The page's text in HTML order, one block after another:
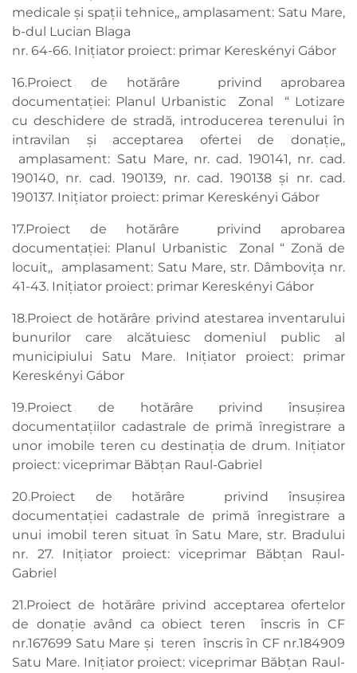
medicale și spații tehnice,, amplasament: Satu Mare,
b-dul Lucian Blaga
nr. 64-66. Inițiator proiect: primar Kereskényi Gábor
16.Proiect de hotărâre privind aprobarea
documentaţiei: Planul Urbanistic Zonal “ Lotizare
cu deschidere de stradă, introducerea terenului în
intravilan și acceptarea ofertei de donație,,
amplasament: Satu Mare, nr. cad. 190141, nr. cad.
190140, nr. cad. 190139, nr. cad. 190138 și nr. cad.
190137. Inițiator proiect: primar Kereskényi Gábor
17.Proiect de hotărâre privind aprobarea
documentaţiei: Planul Urbanistic Zonal “ Zonă de
locuit,, amplasament: Satu Mare, str. Dâmbovița nr.
41-43. Inițiator proiect: primar Kereskényi Gábor
18.Proiect de hotărâre privind atestarea inventarului
bunurilor care alcătuiesc domeniul public al
municipiului Satu Mare. Inițiator proiect: primar
Kereskényi Gábor
19.Proiect de hotărâre privind însușirea
documentațiilor cadastrale de primă înregistrare a
unor imobile teren cu destinația de drum. Inițiator
proiect: viceprimar Băbțan Raul-Gabriel
20.Proiect de hotărâre privind însușirea
documentației cadastrale de primă înregistrare a
unui imobil teren situat în Satu Mare, str. Bradului
nr. 27. Inițiator proiect: viceprimar Băbțan Raul-
Gabriel
21.Proiect de hotărâre privind acceptarea ofertelor
de donație având ca obiect teren înscris în CF
nr.167699 Satu Mare și teren înscris în CF nr.184909
Satu Mare. Inițiator proiect: viceprimar Băbțan Raul-